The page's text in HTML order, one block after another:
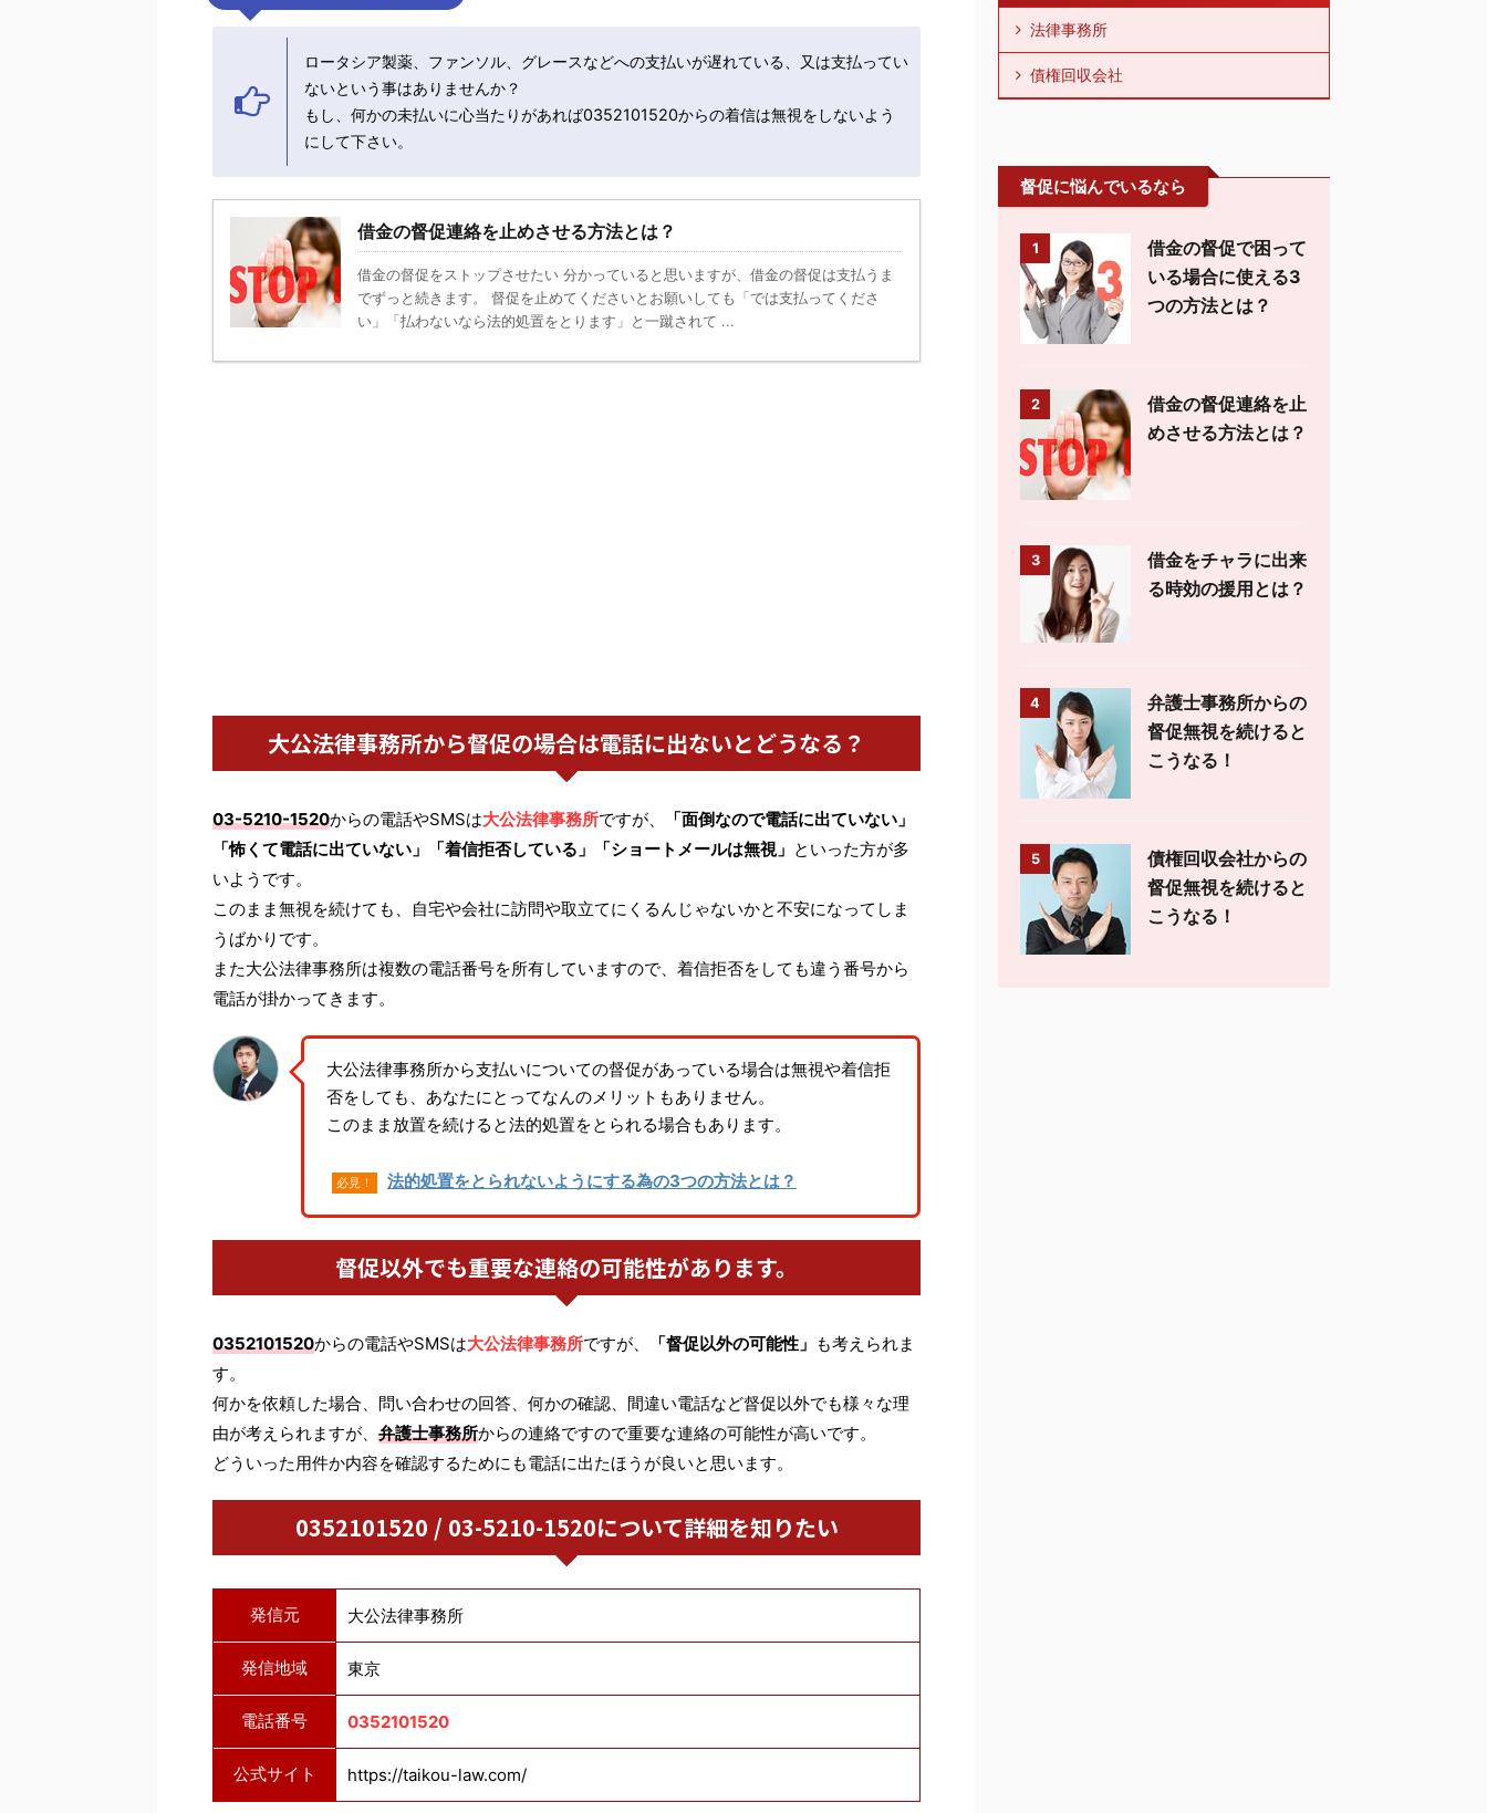
ロータシア製薬、ファンソル、グレースなどへの支払いが遅れている、又は支払ってい
ないという事はありませんか？
もし、何かの未払いに心当たりがあれば0352101520からの着信は無視をしないよう
にして下さい。
借金の督促連絡を止めさせる方法とは？
借金の督促をストップさせたい 分かっていると思いますが、借金の督促は支払うま
でずっと続きます。 督促を止めてくださいとお願いしても「では支払ってくださ
い」「払わないなら法的処置をとります」と一蹴されて ...
大公法律事務所から督促の場合は電話に出ないとどうなる？
03-5210-1520からの電話やSMSは大公法律事務所ですが、
「面倒なので電話に出ていない」
「怖くて電話に出ていない」「着信拒否している」「ショートメールは無視」 といった方が多
いようです。
このまま無視を続けても、自宅や会社に訪問や取立てにくるんじゃないかと不安になってしま
うばかりです。
また大公法律事務所は複数の電話番号を所有していますので、着信拒否をしても違う番号から
電話が掛かってきます。
大公法律事務所から支払いについての督促があっている場合は無視や着信拒
否をしても、あなたにとってなんのメリットもありません。
このまま放置を続けると法的処置をとられる場合もあります。
必見！ 法的処置をとられないようにする為の3つの方法とは？
督促以外でも重要な連絡の可能性があります。
0352101520からの電話やSMSは大公法律事務所ですが、 「督促以外の可能性」 も考えられま
す。
何かを依頼した場合、問い合わせの回答、何かの確認、間違い電話など督促以外でも様々な理
由が考えられますが、 弁護士事務所からの連絡ですので重要な連絡の可能性が高いです。
どういった用件か内容を確認するためにも電話に出たほうが良いと思います。
0352101520 / 03-5210-1520について詳細を知りたい
発信元 大公法律事務所
発信地域 東京
電話番号 0352101520
公式サイト https://taikou-law.com/
法律事務所
債権回収会社
督促に悩んでいるなら
1
借金の督促で困って
いる場合に使える3
つの方法とは？
2
借金の督促連絡を止
めさせる方法とは？
3
借金をチャラに出来
る時効の援用とは？
4
弁護士事務所からの
督促無視を続けると
こうなる！
5
債権回収会社からの
督促無視を続けると
こうなる！